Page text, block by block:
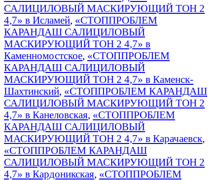
САЛИЦИЛОВЫЙ МАСКИРУЮЩИЙ ТОН 2
4,7» в Исламей, «СТОППРОБЛЕМ
КАРАНДАШ САЛИЦИЛОВЫЙ
МАСКИРУЮЩИЙ ТОН 2 4,7» в
Каменномостское, «СТОППРОБЛЕМ
КАРАНДАШ САЛИЦИЛОВЫЙ
МАСКИРУЮЩИЙ ТОН 2 4,7» в Каменск-
Шахтинский, «СТОППРОБЛЕМ КАРАНДАШ
САЛИЦИЛОВЫЙ МАСКИРУЮЩИЙ ТОН 2
4,7» в Канеловская, «СТОППРОБЛЕМ
КАРАНДАШ САЛИЦИЛОВЫЙ
МАСКИРУЮЩИЙ ТОН 2 4,7» в Карачаевск,
«СТОППРОБЛЕМ КАРАНДАШ
САЛИЦИЛОВЫЙ МАСКИРУЮЩИЙ ТОН 2
4,7» в Кардоникская, «СТОППРОБЛЕМ